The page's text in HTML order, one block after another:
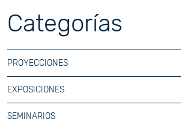
Categorías
PROYECCIONES
EXPOSICIONES
SEMINARIOS